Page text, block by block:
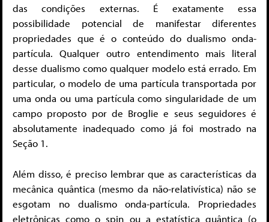
das condições externas. É exatamente essa
possibilidade potencial de manifestar diferentes
propriedades que é o conteúdo do dualismo onda-
partícula. Qualquer outro entendimento mais literal
desse dualismo como qualquer modelo está errado. Em
particular, o modelo de uma partícula transportada por
uma onda ou uma partícula como singularidade de um
campo proposto por de Broglie e seus seguidores é
absolutamente inadequado como já foi mostrado na
Seção 1.
Além disso, é preciso lembrar que as características da
mecânica quântica (mesmo da não-relativística) não se
esgotam no dualismo onda-partícula. Propriedades
eletrônicas como o spin ou a estatística quântica (o